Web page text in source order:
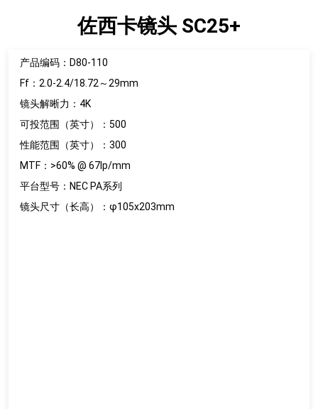
佐西卡镜头 SC25+
产品编码：D80-110
Ff：2.0-2.4/18.72～29mm
镜头解晰力：4K
可投范围（英寸）：500
性能范围（英寸）：300
MTF：>60% @ 67lp/mm
平台型号：NEC PA系列
镜头尺寸（长高）：φ105x203mm